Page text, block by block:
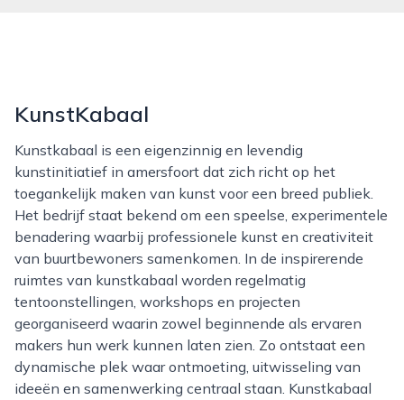
KunstKabaal
Kunstkabaal is een eigenzinnig en levendig
kunstinitiatief in amersfoort dat zich richt op het
toegankelijk maken van kunst voor een breed publiek.
Het bedrijf staat bekend om een speelse, experimentele
benadering waarbij professionele kunst en creativiteit
van buurtbewoners samenkomen. In de inspirerende
ruimtes van kunstkabaal worden regelmatig
tentoonstellingen, workshops en projecten
georganiseerd waarin zowel beginnende als ervaren
makers hun werk kunnen laten zien. Zo ontstaat een
dynamische plek waar ontmoeting, uitwisseling van
ideeën en samenwerking centraal staan. Kunstkabaal